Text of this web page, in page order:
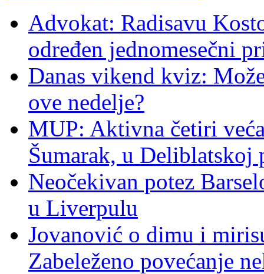
Advokat: Radisavu
određen jednomesečni
Danas vikend kviz:
ove nedelje?
MUP: Aktivna četiri
Šumarak, u Deliblatskoj
Neočekivan potez
u Liverpulu
Jovanović o dimu i
Zabeleženo povećanje